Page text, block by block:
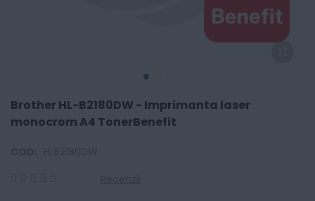
Brother HL-B2180DW - Imprimanta laser
monocrom A4 TonerBenefit